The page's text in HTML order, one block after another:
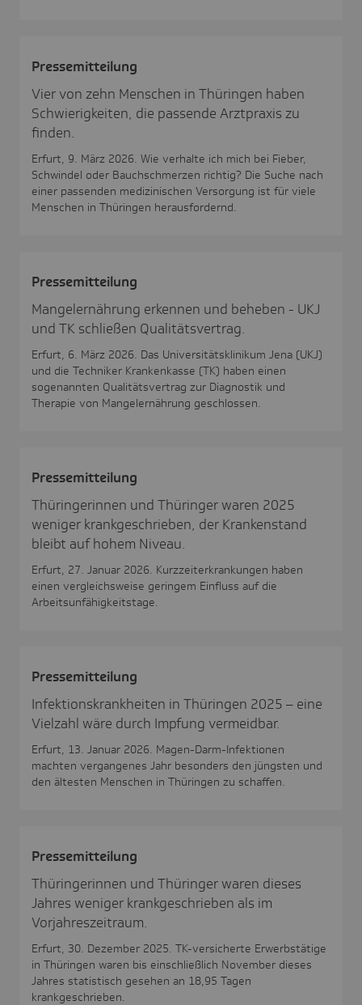
Pres­se­mit­tei­lung
Vier von zehn Menschen in Thüringen haben
Schwierigkeiten, die passende Arztpraxis zu
finden.
Erfurt, 9. März 2026. Wie verhalte ich mich bei Fieber,
Schwindel oder Bauchschmerzen richtig? Die Suche nach
einer passenden medizinischen Versorgung ist für viele
Menschen in Thüringen herausfordernd.
Pres­se­mit­tei­lung
Mangelernährung erkennen und beheben - UKJ
und TK schließen Qualitätsvertrag.
Erfurt, 6. März 2026. Das Universitätsklinikum Jena (UKJ)
und die Techniker Krankenkasse (TK) haben einen
sogenannten Qualitätsvertrag zur Diagnostik und
Therapie von Mangelernährung geschlossen.
Pres­se­mit­tei­lung
Thüringerinnen und Thüringer waren 2025
weniger krankgeschrieben, der Krankenstand
bleibt auf hohem Niveau.
Erfurt, 27. Januar 2026. Kurzzeiterkrankungen haben
einen vergleichsweise geringem Einfluss auf die
Arbeitsunfähigkeitstage.
Pres­se­mit­tei­lung
Infektionskrankheiten in Thüringen 2025 – eine
Vielzahl wäre durch Impfung vermeidbar.
Erfurt, 13. Januar 2026. Magen-Darm-Infektionen
machten vergangenes Jahr besonders den jüngsten und
den ältesten Menschen in Thüringen zu schaffen.
Pres­se­mit­tei­lung
Thüringerinnen und Thüringer waren dieses
Jahres weniger krankgeschrieben als im
Vorjahreszeitraum.
Erfurt, 30. Dezember 2025. TK-versicherte Erwerbstätige
in Thüringen waren bis einschließlich November dieses
Jahres statistisch gesehen an 18,95 Tagen
krankgeschrieben.